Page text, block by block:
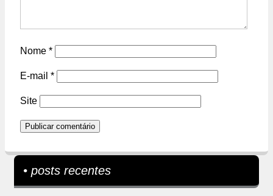
Nome *
E-mail *
Site
• posts recentes